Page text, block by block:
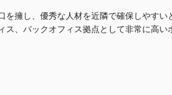
擁し、優秀な人材を近隣で確保しやす
、バックオフィス拠点として非常に高い